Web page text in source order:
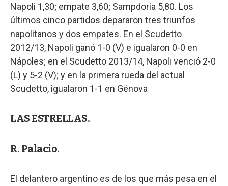
Napoli 1,30; empate 3,60; Sampdoria 5,80. Los
últimos cinco partidos depararon tres triunfos
napolitanos y dos empates. En el Scudetto
2012/13, Napoli ganó 1-0 (V) e igualaron 0-0 en
Nápoles; en el Scudetto 2013/14, Napoli venció 2-0
(L) y 5-2 (V); y en la primera rueda del actual
Scudetto, igualaron 1-1 en Génova
LAS ESTRELLAS.
R. Palacio.
El delantero argentino es de los que más pesa en el